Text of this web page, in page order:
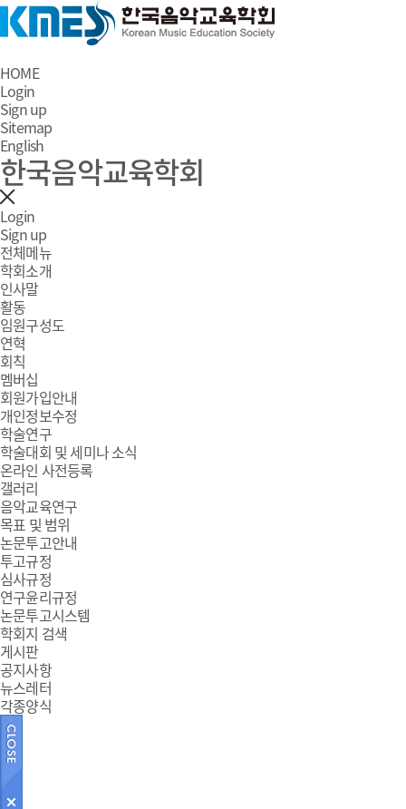
HOME
Login
Sign up
Sitemap
English
한국음악교육학회
Login
Sign up
전체메뉴
학회소개
인사말
활동
임원구성도
연혁
회칙
멤버십
회원가입안내
개인정보수정
학술연구
학술대회 및 세미나 소식
온라인 사전등록
갤러리
음악교육연구
목표 및 범위
논문투고안내
투고규정
심사규정
연구윤리규정
논문투고시스템
학회지 검색
게시판
공지사항
뉴스레터
각종양식